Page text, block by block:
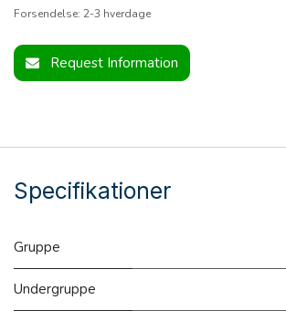
Forsendelse: 2-3 hverdage
Request Information
Specifikationer
Gruppe
Undergruppe